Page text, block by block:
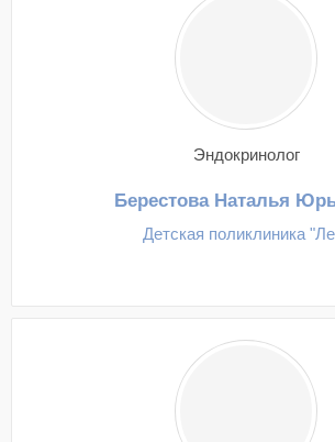
Эндокринолог
Берестова Наталья
Детская поликлиника